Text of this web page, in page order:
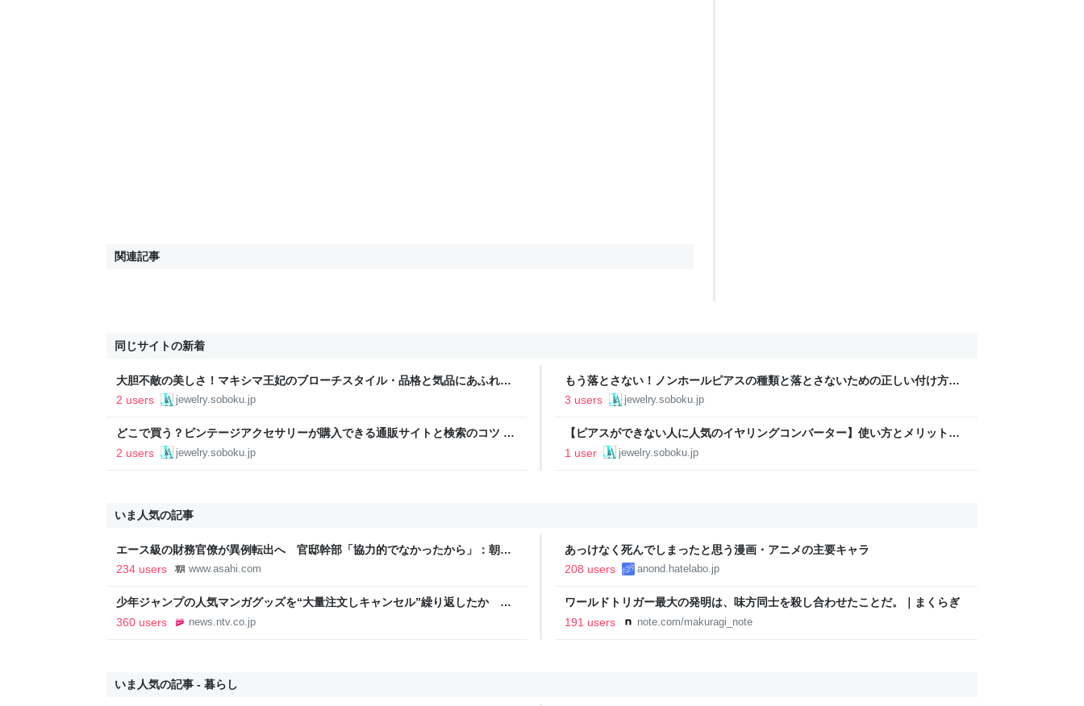
関連記事
同じサイトの新着
大胆不敵の美しさ！マキシマ王妃のブローチスタイル・品格と気品にあふれる
上級テクニック・昆虫モチーフ - 私のジュエリー＆アクセサリーNOTE
2 users jewelry.soboku.jp
もう落とさない！ノンホールピアスの種類と落とさないための正しい付け方と
裏ワザ - 私のジュエリー＆アクセサリーNOTE
3 users jewelry.soboku.jp
どこで買う？ビンテージアクセサリーが購入できる通販サイトと検索のコツ -
私のジュエリー＆アクセサリーNOTE
2 users jewelry.soboku.jp
【ピアスができない人に人気のイヤリングコンバーター】使い方とメリット・
デメリット - 私のジュエリー＆アクセサリーNOTE
1 user jewelry.soboku.jp
いま人気の記事
エース級の財務官僚が異例転出へ 官邸幹部「協力的でなかったから」：朝日
新聞
234 users www.asahi.com
あっけなく死んでしまったと思う漫画・アニメの主要キャラ
208 users
anond.hatelabo.jp
少年ジャンプの人気マンガグッズを“大量注文しキャンセル”繰り返したか 女
逮捕 総額43億円以上（2026年8月6日掲載）｜日テレNEWS NNN
360 users news.ntv.co.jp
ワールドトリガー最大の発明は、味方同士を殺し合わせたことだ。｜まくらぎ
191 users
note.com/makuragi_note
いま人気の記事 - 暮らし